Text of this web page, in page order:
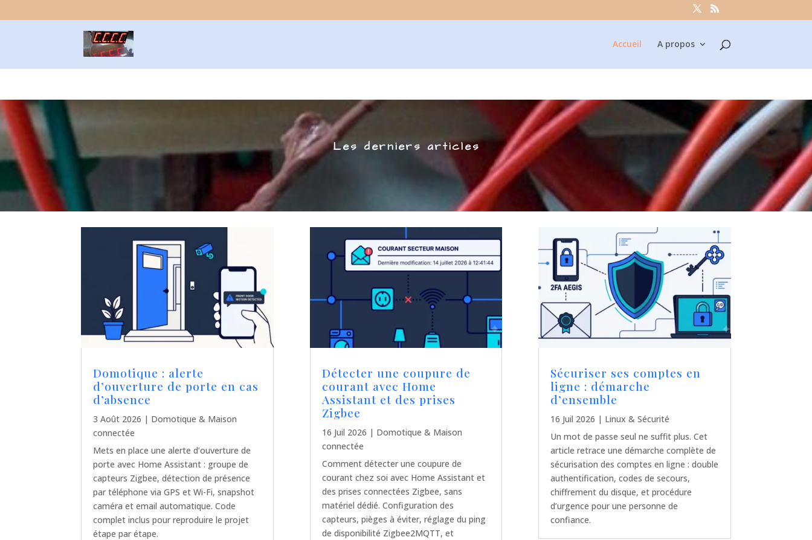
Accueil A propos
Les derniers articles
Domotique : alerte
d’ouverture de porte en cas
d’absence
3 Août 2026 | Domotique & Maison
connectée
Mets en place une alerte d’ouverture de
porte avec Home Assistant : groupe de
capteurs Zigbee, détection de présence
par téléphone via GPS et Wi-Fi, snapshot
caméra et email automatique. Code
complet inclus pour reproduire le projet
étape par étape.
Détecter une coupure de
courant avec Home
Assistant et des prises
Zigbee
16 Juil 2026 | Domotique & Maison
connectée
Comment détecter une coupure de
courant chez soi avec Home Assistant et
des prises connectées Zigbee, sans
matériel dédié. Configuration des
capteurs, pièges à éviter, réglage du ping
de disponibilité Zigbee2MQTT, et
Sécuriser ses comptes en
ligne : démarche
d’ensemble
16 Juil 2026 | Linux & Sécurité
Un mot de passe seul ne suffit plus. Cet
article retrace une démarche complète de
sécurisation des comptes en ligne : double
authentification, codes de secours,
chiffrement du disque, et procédure
d’urgence pour une personne de
confiance.